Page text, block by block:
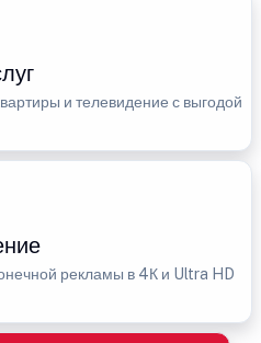
и телевидение с выгодой
рекламы в 4К и Ultra HD